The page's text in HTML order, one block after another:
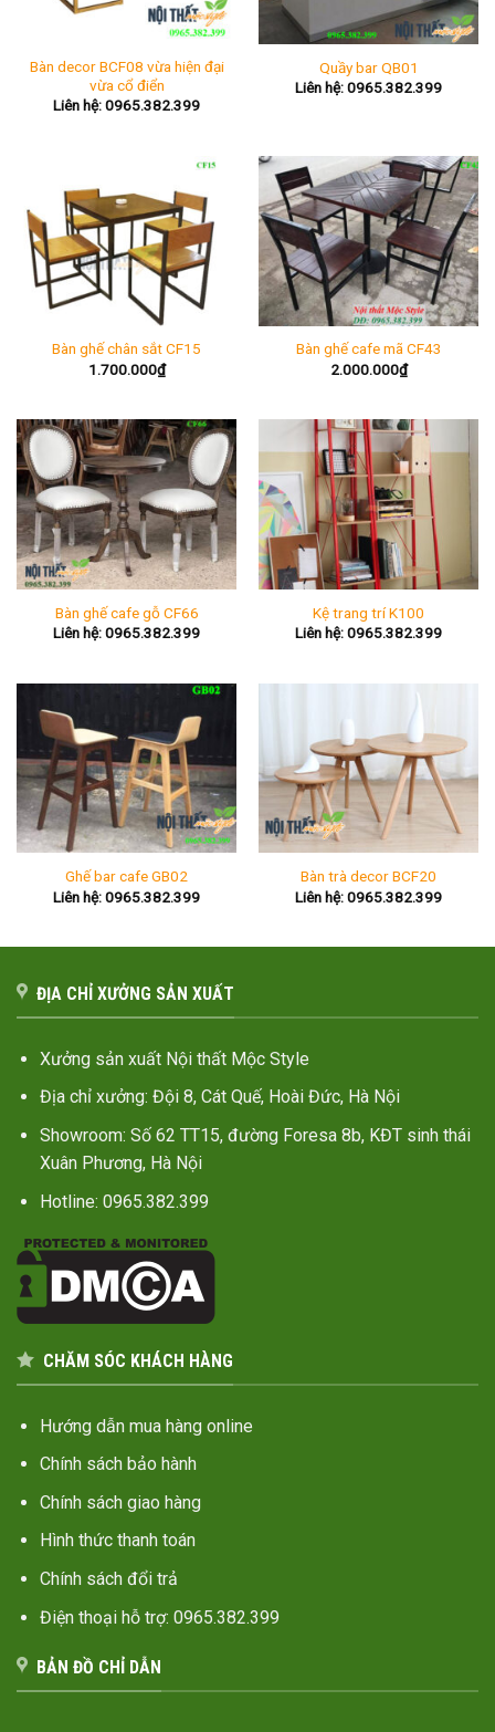
Bàn decor BCF08 vừa hiện đại
vừa cổ điển
Liên hệ: 0965.382.399
Quầy bar QB01
Liên hệ: 0965.382.399
Bàn ghế chân sắt CF15
1.700.000₫
Bàn ghế cafe mã CF43
2.000.000₫
Bàn ghế cafe gỗ CF66
Liên hệ: 0965.382.399
Kệ trang trí K100
Liên hệ: 0965.382.399
Ghế bar cafe GB02
Liên hệ: 0965.382.399
Bàn trà decor BCF20
Liên hệ: 0965.382.399
ĐỊA CHỈ XƯỞNG SẢN XUẤT
Xưởng sản xuất Nội thất Mộc Style
Địa chỉ xưởng: Đội 8, Cát Quế, Hoài Đức, Hà Nội
Showroom: Số 62 TT15, đường Foresa 8b, KĐT sinh thái
Xuân Phương, Hà Nội
Hotline: 0965.382.399
CHĂM SÓC KHÁCH HÀNG
Hướng dẫn mua hàng online
Chính sách bảo hành
Chính sách giao hàng
Hình thức thanh toán
Chính sách đổi trả
Điện thoại hỗ trợ: 0965.382.399
BẢN ĐỒ CHỈ DẪN